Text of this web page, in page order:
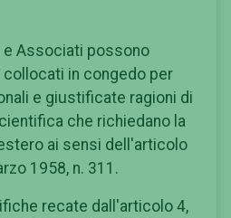
e Associati possono
in congedo per
e giustificate ragioni di
che richiedano la
ai sensi dell'articolo
1958, n. 311.
recate dall'articolo 4,